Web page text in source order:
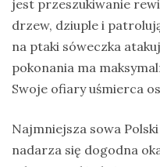
jest przeszukiwanie
drzew, dziuple i
na ptaki sóweczka
pokonania ma
Swoje ofiary uśmierca
Najmniejsza sowa
nadarza się dogodna